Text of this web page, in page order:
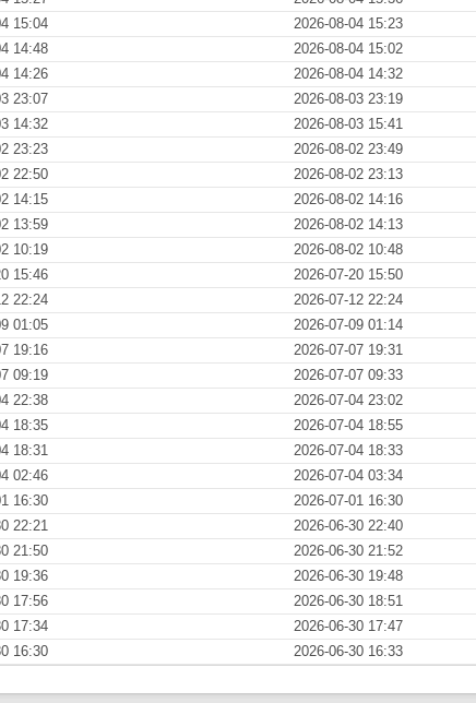
15:04 2026-08-04 15:23
14:48 2026-08-04 15:02
14:26 2026-08-04 14:32
23:07 2026-08-03 23:19
14:32 2026-08-03 15:41
23:23 2026-08-02 23:49
22:50 2026-08-02 23:13
14:15 2026-08-02 14:16
13:59 2026-08-02 14:13
10:19 2026-08-02 10:48
15:46 2026-07-20 15:50
22:24 2026-07-12 22:24
01:05 2026-07-09 01:14
19:16 2026-07-07 19:31
09:19 2026-07-07 09:33
22:38 2026-07-04 23:02
18:35 2026-07-04 18:55
18:31 2026-07-04 18:33
02:46 2026-07-04 03:34
16:30 2026-07-01 16:30
22:21 2026-06-30 22:40
21:50 2026-06-30 21:52
19:36 2026-06-30 19:48
17:56 2026-06-30 18:51
17:34 2026-06-30 17:47
16:30 2026-06-30 16:33